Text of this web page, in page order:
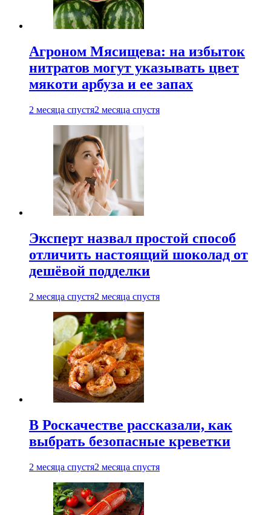
Агроном Мясищева: на избыток
нитратов могут указывать цвет
мякоти арбуза и ее запах
2 месяца спустя2 месяца спустя
Эксперт назвал простой способ
отличить настоящий шоколад от
дешёвой подделки
2 месяца спустя2 месяца спустя
В Роскачестве рассказали, как
выбрать безопасные креветки
2 месяца спустя2 месяца спустя